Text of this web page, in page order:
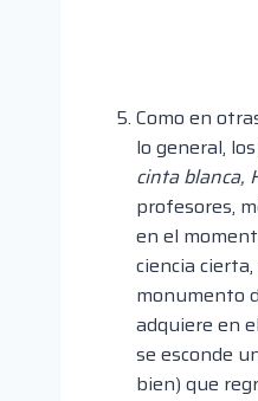
Como en
lo general,
cinta blanca,
profesores,
en el
ciencia
monumento
adquiere en
se esconde
bien) que